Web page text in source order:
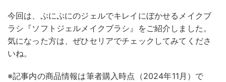
今回は、ぷにぷにのジェルでキレイにぼかせるメイクブ
ラシ『ソフトジェルメイクブラシ』をご紹介しました。
気になった方は、ぜひセリアでチェックしてみてくださ
いね。
※記事内の商品情報は筆者購入時点（2024年11月）で